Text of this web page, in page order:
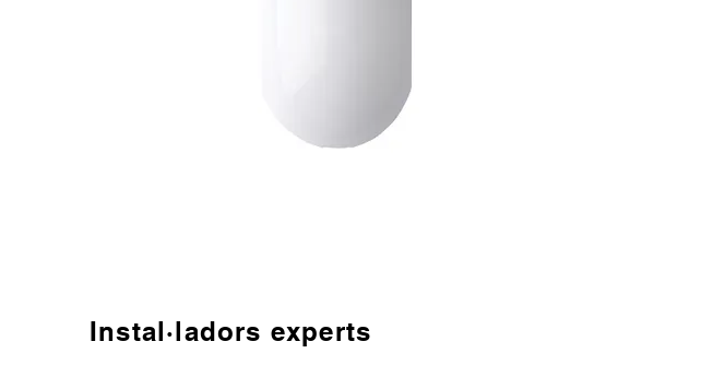
Instal·ladors experts